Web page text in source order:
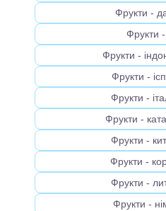
Фрукти -
Фрукти -
Фрукти -
Фрукти -
Фрукти -
Фрукти -
Фрукти -
Фрукти -
Фрукти -
Фрукти -